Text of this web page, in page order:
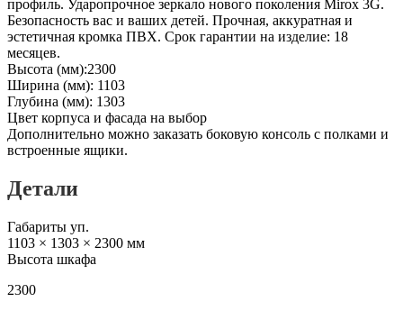
профиль. Ударопрочное зеркало нового поколения Mirox 3G.
Безопасность вас и ваших детей. Прочная, аккуратная и
эстетичная кромка ПВХ. Срок гарантии на изделие: 18
месяцев.
Высота (мм):2300
Ширина (мм): 1103
Глубина (мм): 1303
Цвет корпуса и фасада на выбор
Дополнительно можно заказать боковую консоль с полками и
встроенные ящики.
Детали
Габариты уп.
1103 × 1303 × 2300 мм
Высота шкафа
2300